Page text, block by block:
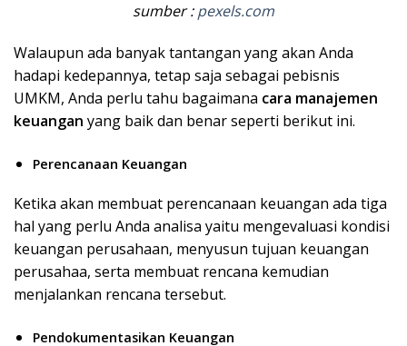
sumber :pexels.com
Walaupun ada banyak tantangan yang akan Anda
hadapi kedepannya, tetap saja sebagai pebisnis
UMKM, Anda perlu tahu bagaimana cara manajemen
keuangan yang baik dan benar seperti berikut ini.
Perencanaan Keuangan
Ketika akan membuat perencanaan keuangan ada tiga
hal yang perlu Anda analisa yaitu mengevaluasi kondisi
keuangan perusahaan, menyusun tujuan keuangan
perusahaa, serta membuat rencana kemudian
menjalankan rencana tersebut.
Pendokumentasikan Keuangan